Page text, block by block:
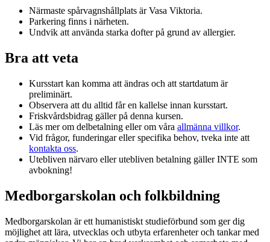
Närmaste spårvagnshållplats är Vasa Viktoria.
Parkering finns i närheten.
Undvik att använda starka dofter på grund av allergier.
Bra att veta
Kursstart kan komma att ändras och att startdatum är
preliminärt.
Observera att du alltid får en kallelse innan kursstart.
Friskvårdsbidrag gäller på denna kursen.
Läs mer om delbetalning eller om våra allmänna villkor.
Vid frågor, funderingar eller specifika behov, tveka inte att
kontakta oss.
Utebliven närvaro eller utebliven betalning gäller INTE som
avbokning!
Medborgarskolan och folkbildning
Medborgarskolan är ett humanistiskt studieförbund som ger dig
möjlighet att lära, utvecklas och utbyta erfarenheter och tankar med